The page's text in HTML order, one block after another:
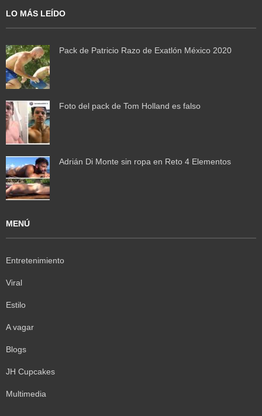
LO MÁS LEÍDO
Pack de Patricio Razo de Exatlón México 2020
Foto del pack de Tom Holland es falso
Adrián Di Monte sin ropa en Reto 4 Elementos
MENÚ
Entretenimiento
Viral
Estilo
A vagar
Blogs
JH Cupcakes
Multimedia